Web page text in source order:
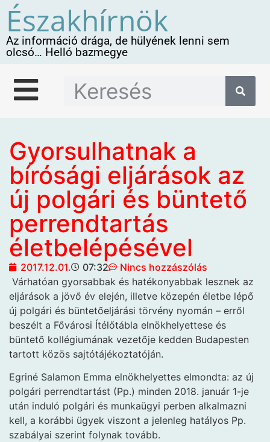
Északhírnök
Az információ drága, de hülyének lenni sem
olcsó… Helló bazmegye
Gyorsulhatnak a
bírósági eljárások az
új polgári és büntető
perrendtartás
életbelépésével
2017.12.01. 07:32
Nincs hozzászólás
Várhatóan gyorsabbak és hatékonyabbak lesznek az
eljárások a jövő év elején, illetve közepén életbe lépő
új polgári és büntetőeljárási törvény nyomán – erről
beszélt a Fővárosi Ítélőtábla elnökhelyettese és
büntető kollégiumának vezetője kedden Budapesten
tartott közös sajtótájékoztatóján.
Egriné Salamon Emma elnökhelyettes elmondta: az új
polgári perrendtartást (Pp.) minden 2018. január 1-je
után induló polgári és munkaügyi perben alkalmazni
kell, a korábbi ügyek viszont a jelenleg hatályos Pp.
szabályai szerint folynak tovább.